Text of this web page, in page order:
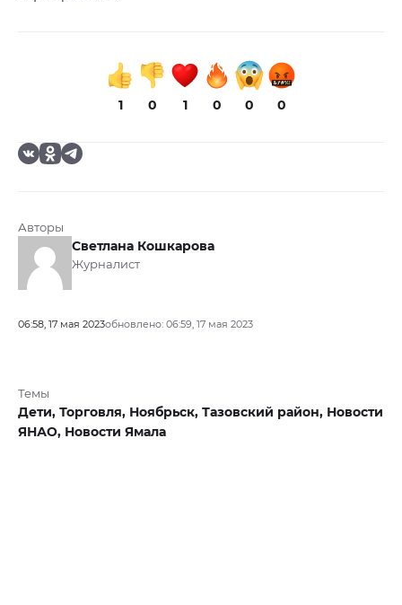
1 0 1 0 0 0
Авторы
Светлана Кошкарова
Журналист
06:58, 17 мая 2023обновлено: 06:59, 17 мая 2023
Темы
Дети, Торговля, Ноябрьск, Тазовский район, Новости
ЯНАО, Новости Ямала